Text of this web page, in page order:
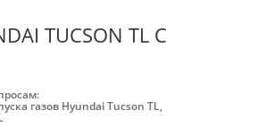
TUCSON TL С
газов Hyundai Tucson TL,